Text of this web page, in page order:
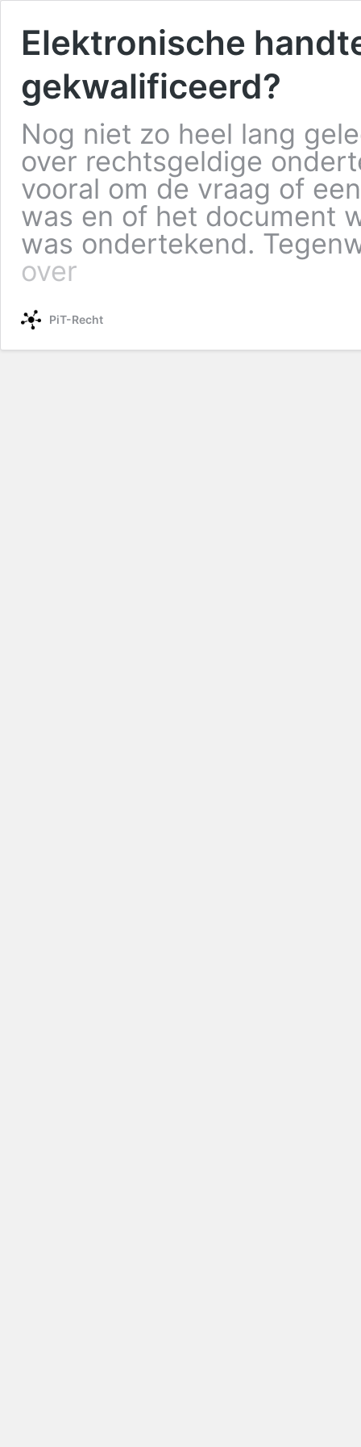
Elektronische
gekwalificeerd?
Nog niet zo heel lang
over rechtsgeldige
vooral om de vraag of
was en of het document
was ondertekend.
over
PiT-Recht